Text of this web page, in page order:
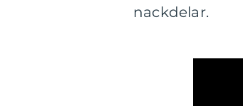
nackdelar.